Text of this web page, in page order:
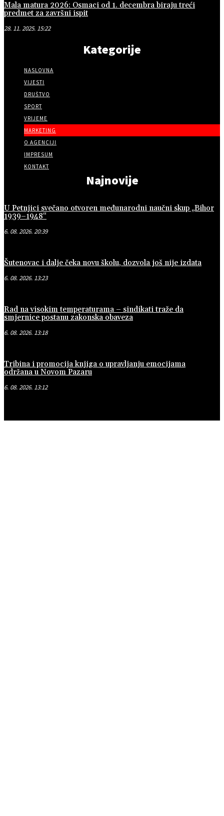
Mala matura 2026: Osmaci od 1. decembra biraju treći
predmet za završni ispit
28. 11. 2025. 15:22
Kategorije
NASLOVNA
VIJESTI
DRUŠTVO
SPORT
VRIJEME
MARKETING
O AGENCIJI
IMPRESUM
KONTAKT
Najnovije
U Petnjici svečano otvoren međunarodni naučni skup „Bihor
1939–1948“
6. 08. 2026. 20:39
Šutenovac i dalje čeka novu školu, dozvola još nije izdata
6. 08. 2026. 13:23
Rad na visokim temperaturama – sindikati traže da
smjernice postanu zakonska obaveza
6. 08. 2026. 13:18
Tribina i promocija knjiga o upravljanju emocijama
održana u Novom Pazaru
6. 08. 2026. 13:12